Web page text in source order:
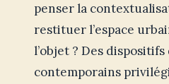
penser la
restituer l’espace
l’objet ? Des dispositifs
contemporains